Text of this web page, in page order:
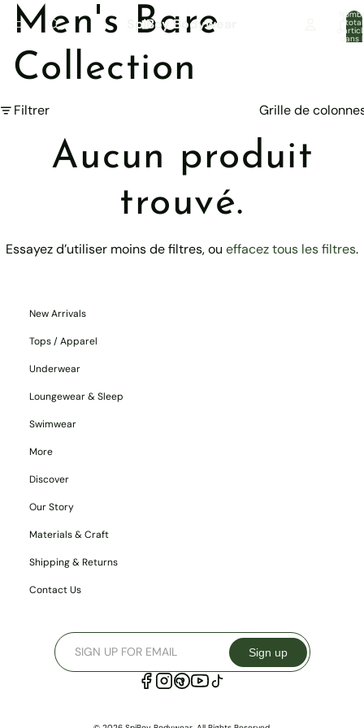
SpiBoy Bodywear total
dans
Men's Bare
Collection
Filtrer Grille de
Aucun produit
trouvé.
Essayez d’utiliser moins de filtres, ou effacez tous les filtres.
New Arrivals
Tops / Apparel
Underwear
Loungewear & Sleep
Swimwear
More
Discover
Our Story
Materials & Craft
Shipping & Returns
Contact Us
Sign up